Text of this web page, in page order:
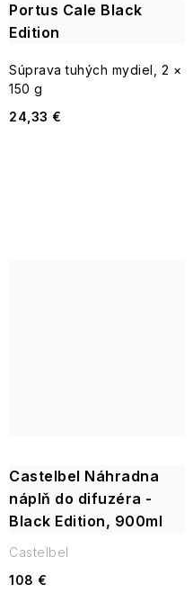
Portus Cale Black
Edition
Súprava tuhých mydiel, 2 ×
150 g
24,33 €
Castelbel Náhradna
náplň do difuzéra -
Black Edition, 900ml
108 €
Castelbel